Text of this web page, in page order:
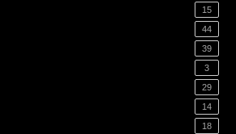
15
44
39
3
29
14
18